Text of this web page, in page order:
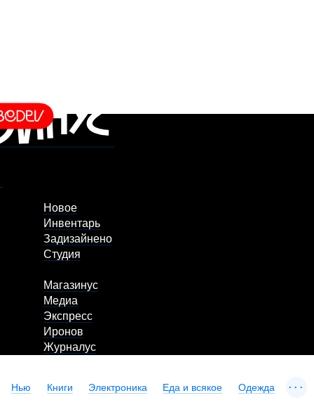
Новое
Инвентарь
Задизайнено
Студия
Магазинус
Медиа
Экспресс
Иронов
Журналус
Нью Книги Электроника Еда и всякое Одежда ...